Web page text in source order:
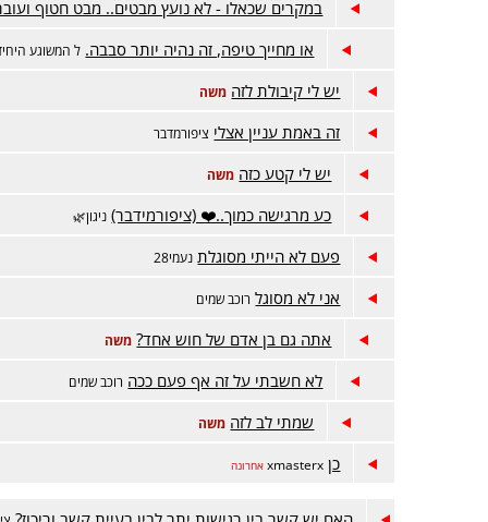
במקרים שכאלו - לא נועץ מבטים.. מבט חטוף
או מחייך טיפה, זה נהיה יותר סבבה. ל המשוגע
יש לי קיבולת לזה משה
זה באמת עניין אצלי ציפורמדבר
יש לי קטע כזה משה
כע מרגישה כמוך..❤️ (ציפורמידבר) ניגון🌿
פעם לא הייתי מסוגלת נעמי28
אני לא מסוגל רוכב שמים
אתה גם בן אדם של חוש אחד? משה
לא חשבתי על זה אף פעם ככה רוכב שמים
שמתי לב לזה משה
כן xmasterx אחרונה